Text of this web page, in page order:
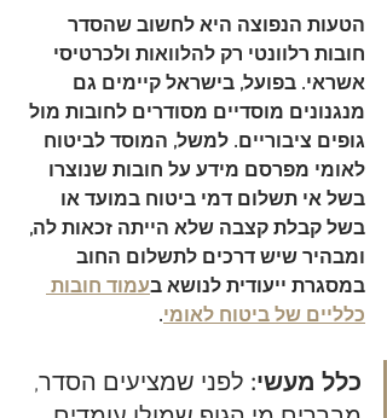
הטעות הנפוצה היא לחשוב שהסדר
חובות רלוונטי רק להלוואות ולכרטיסי
אשראי. בפועל, בישראל קיימים גם
מנגנונים מוסדיים מסודרים לחובות מול
גופים ציבוריים. למשל, המוסד לביטוח
לאומי מפרסם מידע על חובות שנוצרו
בשל אי תשלום דמי ביטוח במועד או
בשל קבלת קצבה שלא הייתה זכאות לה,
ומבהיר שיש דרכים לתשלום החוב
במסגרת ייעודית לנושא בעמוד חובות
כלליים של ביטוח לאומי.
כלל מעשי: לפני שמציעים הסדר,